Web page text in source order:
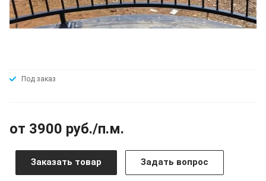
Под заказ
от 3900 руб./п.м.
Заказать товар Задать вопрос